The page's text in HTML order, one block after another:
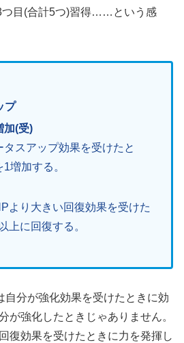
つ目(合計5つ)習得……という感
プ
加(受)
スアップ効果を受けたと
増加する。
より大きい回復効果を受けた
上に回復する。
自分が強化効果を受けたときに効
が強化したときじゃありません。
復効果を受けたときに力を発揮し